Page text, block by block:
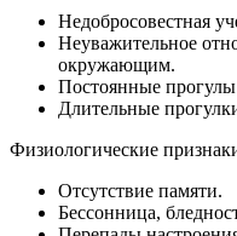
Недобросовестная
Неуважительное
окружающим.
Постоянные
Длительные
Физиологические
Отсутствие памяти.
Бессонница,